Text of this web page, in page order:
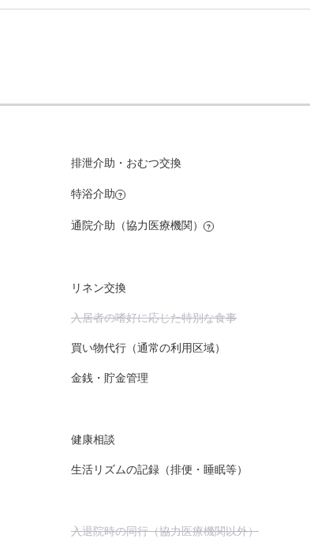
0 万円
0 万円
万円
万円
排泄介助・おむつ交換
特浴介助 ?
通院介助（協力医療機関） ?
リネン交換
入居者の嗜好に応じた特別な食事
買い物代行（通常の利用区域）
金銭・貯金管理
健康相談
生活リズムの記録（排便・睡眠等）
入退院時の同行（協力医療機関以外）